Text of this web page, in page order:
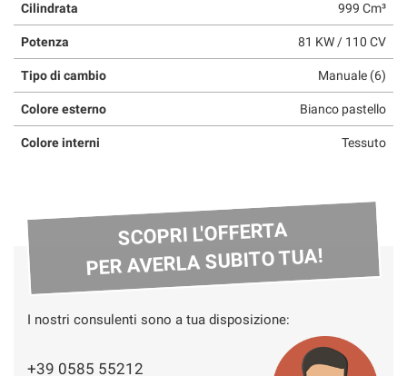
Cilindrata 999 Cm³
Potenza 81 KW / 110 CV
Tipo di cambio Manuale (6)
Colore esterno Bianco pastello
Colore interni Tessuto
SCOPRI L'OFFERTA
PER AVERLA SUBITO TUA!
I nostri consulenti sono a tua disposizione:
+39 0585 55212